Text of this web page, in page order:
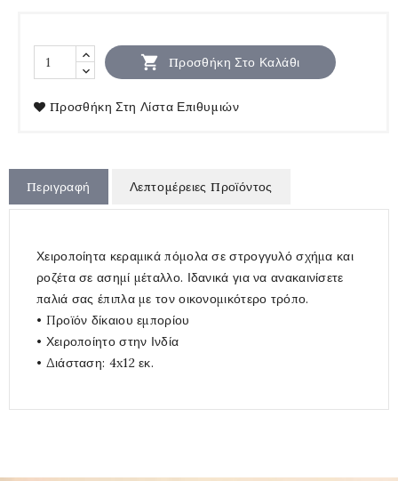
 Προσθήκη Στο Καλάθι
Προσθήκη Στη Λίστα Επιθυμιών
Περιγραφή Λεπτομέρειες Προϊόντος
Χειροποίητα κεραμικά πόμολα σε στρογγυλό σχήμα και
ροζέτα σε ασημί μέταλλο. Ιδανικά για να ανακαινίσετε
παλιά σας έπιπλα με τον οικονομικότερο τρόπο.
• Προϊόν δίκαιου εμπορίου
• Χειροποίητο στην Ινδία
• Διάσταση: 4x12 εκ.